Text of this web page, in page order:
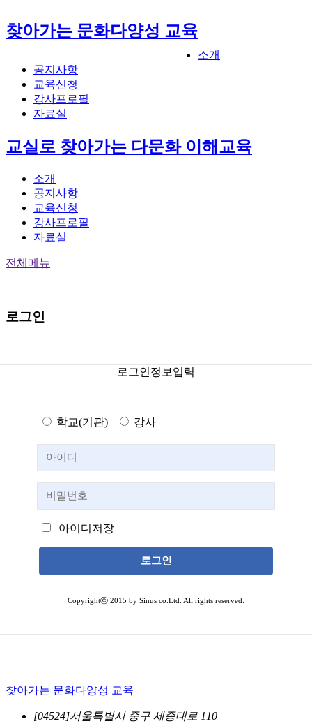
찾아가는 문화다양성 교육
소개
공지사항
교육신청
강사프로필
자료실
교실로 찾아가는 다문화 이해교육
소개
공지사항
교육신청
강사프로필
자료실
전체메뉴
로그인
로그인정보입력
학교(기관) 강사
아이디저장
Copyrightⓒ 2015 by Sinus co.Ltd. All rights reserved.
찾아가는 문화다양성 교육
[04524]서울특별시 중구 세종대로 110